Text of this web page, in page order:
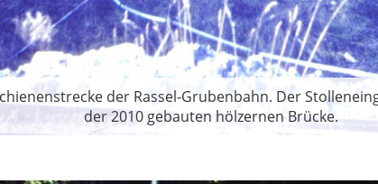
der Rassel-Grubenbahn. Der
der 2010 gebauten hölzernen Brücke.